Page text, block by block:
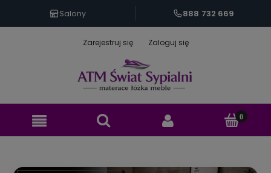
Salony 888 732 669
Zarejestruj się Zaloguj się